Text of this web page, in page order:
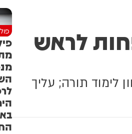
לראש
לימוד תורה; עליך